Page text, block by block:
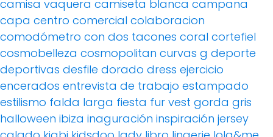
camisa vaquera camiseta blanca campana
capa centro comercial colaboracion
comodómetro con dos tacones coral cortefiel
cosmobelleza cosmopolitan curvas g deporte
deportivas desfile dorado dress ejercicio
encerados entrevista de trabajo estampado
estilismo falda larga fiesta fur vest gorda gris
halloween ibiza inaguración inspiración jersey